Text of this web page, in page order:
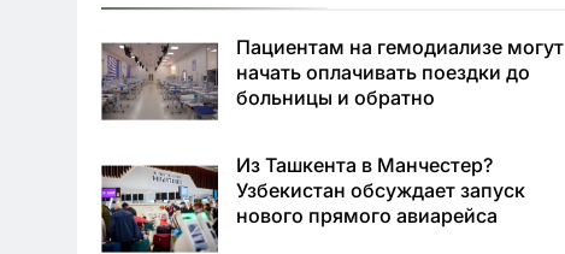
Пациентам на гемодиализе могут
начать оплачивать поездки до
больницы и обратно
Из Ташкента в Манчестер?
Узбекистан обсуждает запуск
нового прямого авиарейса